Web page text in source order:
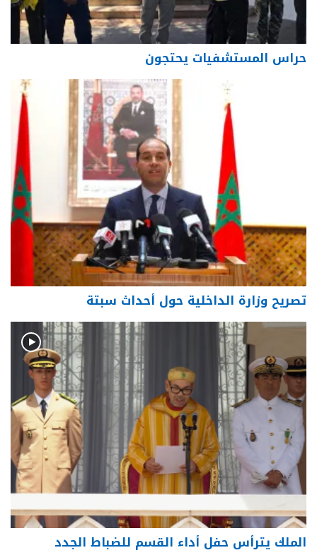
حراس المستشفيات يحتجون
تصريح وزارة الداخلية حول أحداث سبتة
الملك يترأس حفل أداء القسم للضباط الجدد